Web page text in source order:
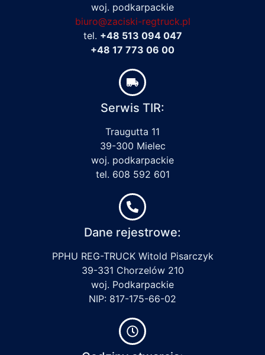
woj. podkarpackie
biuro@zaciski-regtruck.pl
tel. +48 513 094 047
+48 17 773 06 00
Serwis TIR:
Traugutta 11
39-300 Mielec
woj. podkarpackie
tel. 608 592 601
Dane rejestrowe:
PPHU REG-TRUCK Witold Pisarczyk
39-331 Chorzelów 210
woj. Podkarpackie
NIP: 817-175-66-02